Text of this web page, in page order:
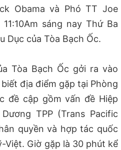
Obama và Phó TT Joe
sáng nay Thứ Ba
Dục của Tòa Bạch Ốc.
Tòa Bạch Ốc gởi ra vào
địa điểm gặp tại Phòng
đề cập gồm vấn đề Hiệp
TPP (Trans Pacific
quyền và hợp tác quốc
Việt. Giờ gặp là 30 phút kể